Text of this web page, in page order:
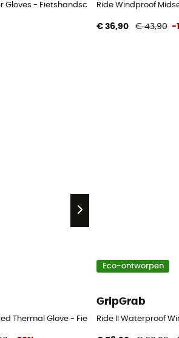
Gloves - FietshandschoenenRide Windproof
€ 36,90 € 43,90 -
Thermal Glove - Fietshandschoenen
Eco-ontworpen
GripGrab
Ride II Waterproof